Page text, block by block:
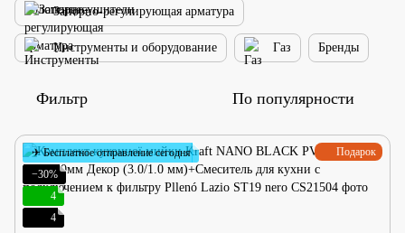
Запорно-регулирующая арматура
Инструменты и оборудование Газ Бренды
Фильтр По популярности
Подарок
✈ Бесплатное отправление сегодня
−30%
4
4